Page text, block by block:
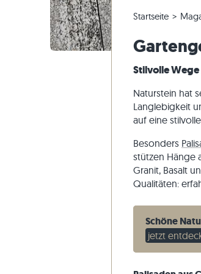
Quarzitfliesen
Marmorfliesen
Antike Fliesen
Kalksteinplatten
Marmorplatten
Quarzitplatten
Musterversand
Lieferung & Transport
Panoramatour
Gartengestaltung
Wohninspirationen
Kundenimpressionen
Startseite
Stilvolle
Naturstein hat
Langlebigkeit
auf eine
Besonders
stützen Hänge
Granit, Basalt
Qualitäten:
Schöne
jetzt